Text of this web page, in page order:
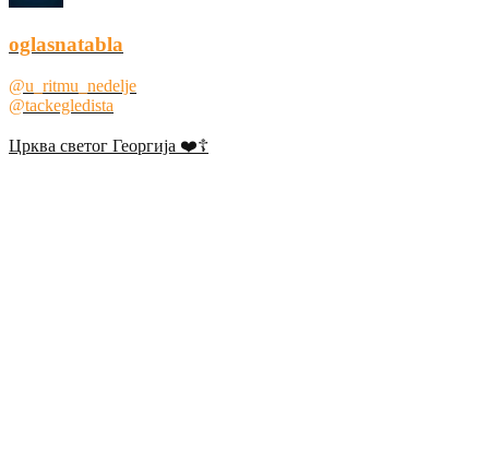
oglasnatabla
@u_ritmu_nedelje
@tackegledista
Црква светог Георгија ❤️☦️